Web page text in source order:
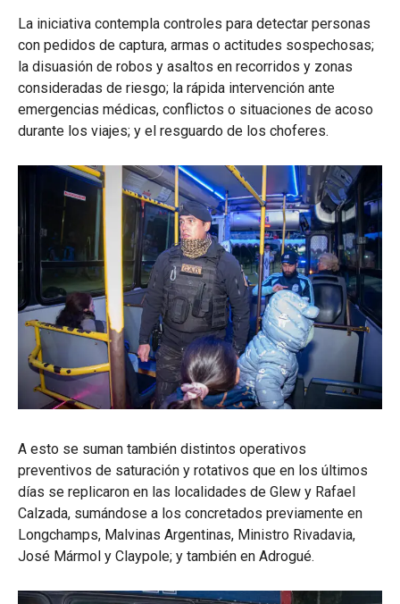
La iniciativa contempla controles para detectar personas
con pedidos de captura, armas o actitudes sospechosas;
la disuasión de robos y asaltos en recorridos y zonas
consideradas de riesgo; la rápida intervención ante
emergencias médicas, conflictos o situaciones de acoso
durante los viajes; y el resguardo de los choferes.
A esto se suman también distintos operativos
preventivos de saturación y rotativos que en los últimos
días se replicaron en las localidades de Glew y Rafael
Calzada, sumándose a los concretados previamente en
Longchamps, Malvinas Argentinas, Ministro Rivadavia,
José Mármol y Claypole; y también en Adrogué.